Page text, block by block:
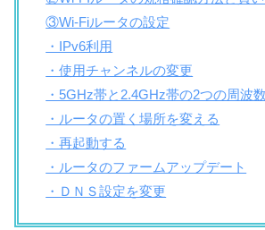
③Wi-Fiルータの設定
・IPv6利用
・使用チャンネルの変更
・5GHz帯と2.4GHz帯の2つの周波
・ルータの置く場所を変える
・再起動する
・ルータのファームアップデート
・ＤＮＳ設定を変更